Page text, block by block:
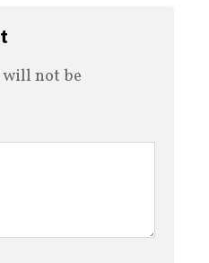
will not be